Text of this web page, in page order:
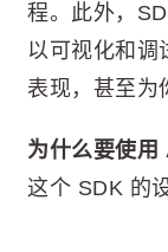
程。此外，
以可视化和调
表现，甚至为
为什么要使用
这个 SDK 的